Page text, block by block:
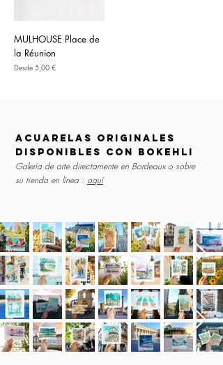
MULHOUSE Place de
la Réunion
Desde 5,00 €
Precio de oferta
acuarelas originales
disponibles con Bokehli
Galería de arte directamente en Bordeaux o sobre
su tienda en línea : aquí